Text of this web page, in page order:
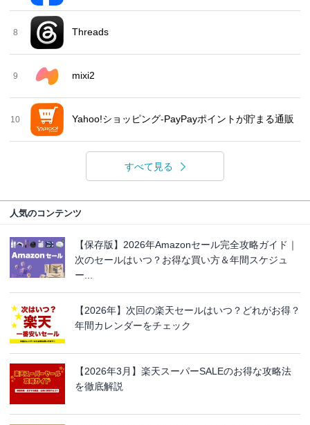
8 Threads
9 mixi2
10 Yahoo!ショッピング-PayPayポイントが貯まる通販
すべて見る
人気のコンテンツ
【保存版】2026年Amazonセール完全攻略ガイド｜
次のセールはいつ？お得な買い方＆年間スケジュ
ー...
【2026年】次回の楽天セールはいつ？どれがお得？
年間カレンダーをチェック
【2026年3月】楽天スーパーSALEのお得な攻略法
を徹底解説